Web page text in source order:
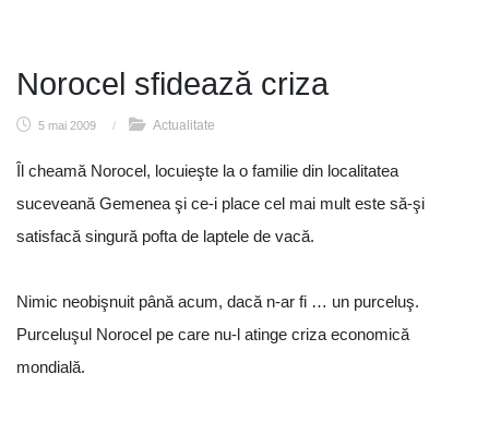
Norocel sfidează criza
5 mai 2009 / Actualitate
Îl cheamă Norocel, locuieşte la o familie din localitatea
suceveană Gemenea şi ce-i place cel mai mult este să-şi
satisfacă singură pofta de laptele de vacă.
Nimic neobişnuit până acum, dacă n-ar fi … un purceluş.
Purceluşul Norocel pe care nu-l atinge criza economică
mondială.